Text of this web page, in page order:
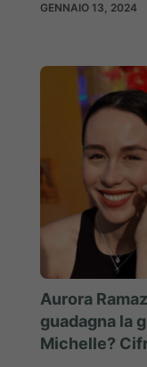
GENNAIO 13, 2024
Aurora
guadagna la
Michelle?